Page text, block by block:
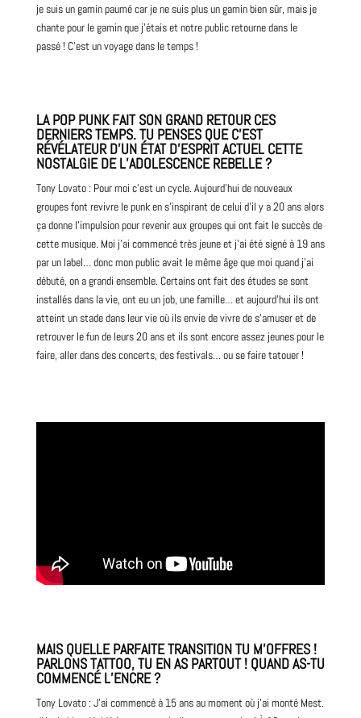
je suis un gamin paumé car je ne suis plus un gamin bien sûr, mais je
chante pour le gamin que j’étais et notre public retourne dans le
passé ! C’est un voyage dans le temps !
LA POP PUNK FAIT SON GRAND RETOUR CES
DERNIERS TEMPS. TU PENSES QUE C’EST
RÉVÉLATEUR D’UN ÉTAT D’ESPRIT ACTUEL CETTE
NOSTALGIE DE L’ADOLESCENCE REBELLE ?
Tony Lovato : Pour moi c’est un cycle. Aujourd’hui de nouveaux
groupes font revivre le punk en s’inspirant de celui d’il y a 20 ans alors
ça donne l’impulsion pour revenir aux groupes qui ont fait le succès de
cette musique. Moi j’ai commencé très jeune et j’ai été signé à 19 ans
par un label… donc mon public avait le même âge que moi quand j’ai
débuté, on a grandi ensemble. Certains ont fait des études se sont
installés dans la vie, ont eu un job, une famille… et aujourd’hui ils ont
atteint un stade dans leur vie où ils envie de vivre de s’amuser et de
retrouver le fun de leurs 20 ans et ils sont encore assez jeunes pour le
faire, aller dans des concerts, des festivals… ou se faire tatouer !
MAIS QUELLE PARFAITE TRANSITION TU M’OFFRES !
PARLONS TATTOO, TU EN AS PARTOUT ! QUAND AS-TU
COMMENCÉ L’ENCRE ?
Tony Lovato : J’ai commencé à 15 ans au moment où j’ai monté Mest.